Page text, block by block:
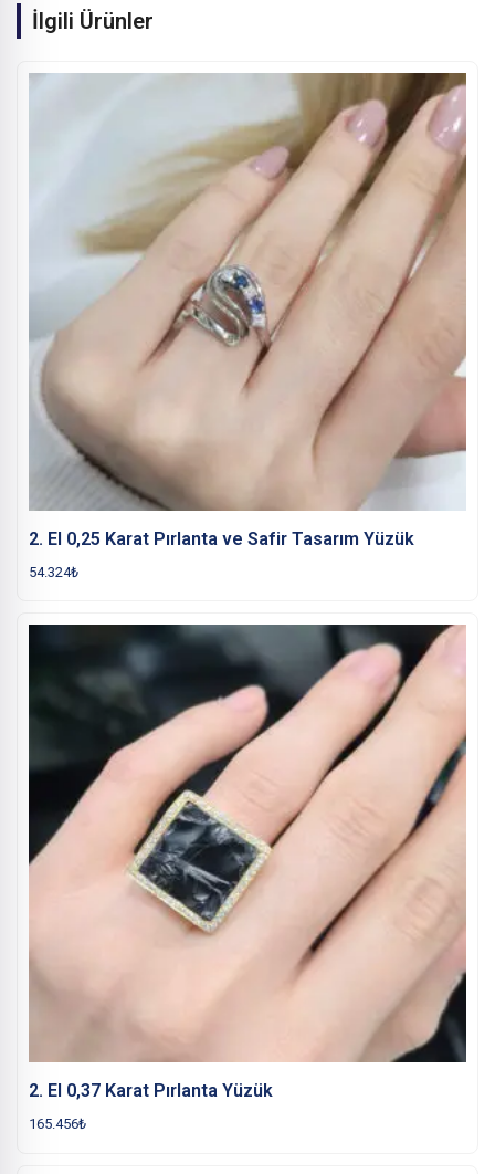
İlgili Ürünler
2. El 0,25 Karat Pırlanta ve Safir Tasarım Yüzük
54.324₺
2. El 0,37 Karat Pırlanta Yüzük
165.456₺